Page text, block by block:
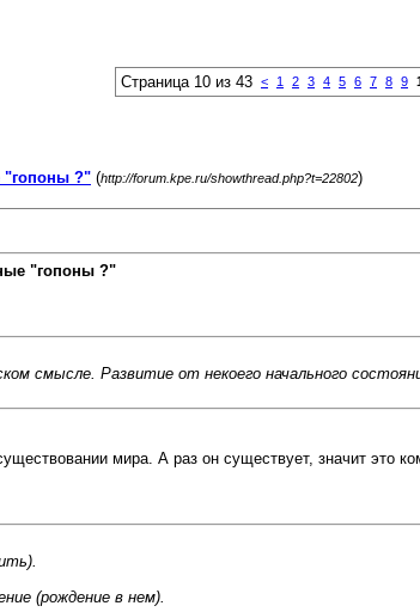
Страница 10 из 43 < 1 2 3 4 5 6 7 8 9
"гопоны ?" (http://forum.kpe.ru/showthread.php?t=22802)
"гопоны ?"
смысле. Развитие от некоего начального
мира. А раз он существует, значит это
(рождение в нем).